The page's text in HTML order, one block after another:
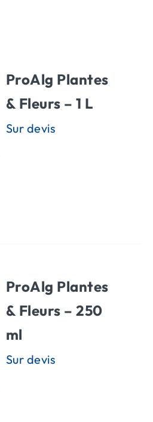
ProAlg Plantes
& Fleurs – 1 L
ProAlg Plantes
& Fleurs – 250
ml